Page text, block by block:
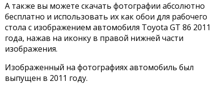
А также вы можете скачать фотографии абсолютно
бесплатно и использовать их как обои для рабочего
стола с изображением автомобиля Toyota GT 86 2011
года, нажав на иконку в правой нижней части
изображения.
Изображенный на фотографиях автомобиль был
выпущен в 2011 году.